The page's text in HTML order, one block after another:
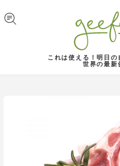
これは使える！明日
世界の最新